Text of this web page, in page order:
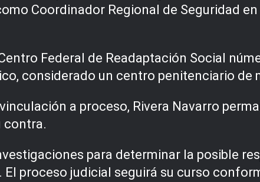
Coordinador Regional de Seguridad
Federal de Readaptación Social
considerado un centro penitenciario de
a proceso, Rivera Navarro
contra.
para determinar la posible
proceso judicial seguirá su curso